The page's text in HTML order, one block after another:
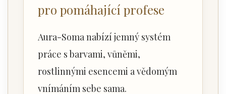
pro pomáhající profese
Aura-Soma nabízí jemný systém
práce s barvami, vůněmi,
rostlinnými esencemi a vědomým
vnímáním sebe sama.